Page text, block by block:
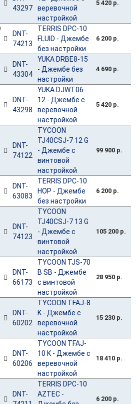
43297
веревочной
настройкой
5 420 р.
DNT-
74213
TERRIS DPC-10
FLUID - Джембе
без настройки
6 200 р.
DNT-
43304
YUKA DRBE8-15
- Джембе без
настройки
4 690 р.
DNT-
43298
YUKA DJWT06-
12 - Джембе с
веревочной
настройкой
5 420 р.
DNT-
74122
TYCOON
TJ40CSJ-7 12 G
- Джембе с
винтовой
настройкой
99 900 р.
DNT-
63083
TERRIS DPC-10
HOP - Джембе
без настройки
6 200 р.
DNT-
74123
TYCOON
TJ40CSJ-7 13 G
- Джембе с
винтовой
настройкой
105 200 р.
DNT-
66173
TYCOON TJS-70
B SB - Джембе
с винтовой
настройкой
28 950 р.
DNT-
60202
TYCOON TFAJ-8
K - Джембе с
веревочной
настройкой
15 230 р.
DNT-
60206
TYCOON TFAJ-
10 K - Джембе с
веревочной
настройкой
18 410 р.
DNT-
TERRIS DPC-10
AZTEC -
6 200 р.